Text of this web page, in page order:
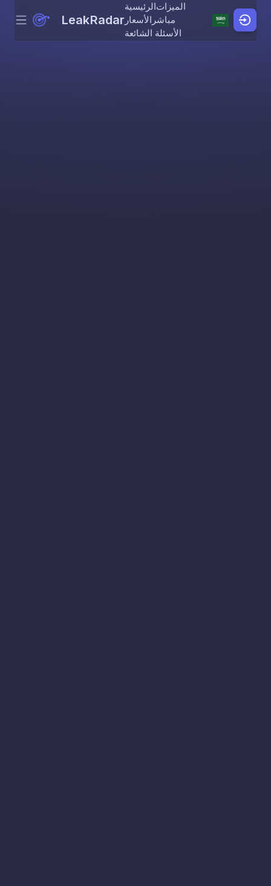
Skip to content
Menu LeakRadar
الرئيسيةالميزات
الأسعار مباشر
الأسئلة الشائعة